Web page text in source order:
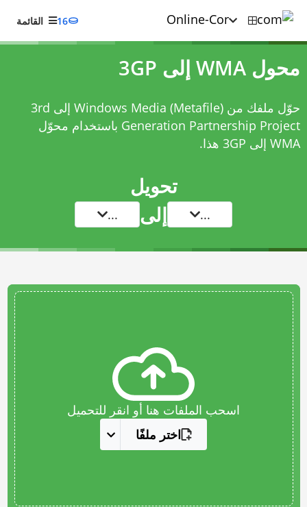
16 القائمة
محول WMA إلى 3GP
حوّل ملفك من Windows Media (Metafile) إلى 3rd
Generation Partnership Project باستخدام
محوّل
WMA إلى 3GP
هذا.
تحويل
... إلى ...
اسحب الملفات هنا أو انقر للتحميل
اختر ملفًا